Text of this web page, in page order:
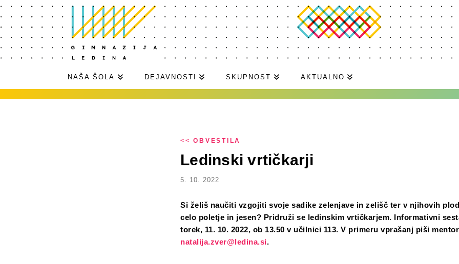
NAŠA ŠOLA DEJAVNOSTI SKUPNOST AKTUALNO
<< OBVESTILA
Ledinski vrtičkarji
5. 10. 2022
Si želiš naučiti vzgojiti svoje sadike zelenjave in zelišč ter v njihovih
celo poletje in jesen? Pridruži se ledinskim vrtičkarjem. Informativni
torek, 11. 10. 2022, ob 13.50 v učilnici 113. V primeru vprašanj piši
natalija.zver@ledina.si.